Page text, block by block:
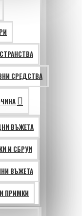
СРЕДСТВА
ВЪЖЕТА
И СБРУИ
ВЪЖЕТА
ПРИМКИ